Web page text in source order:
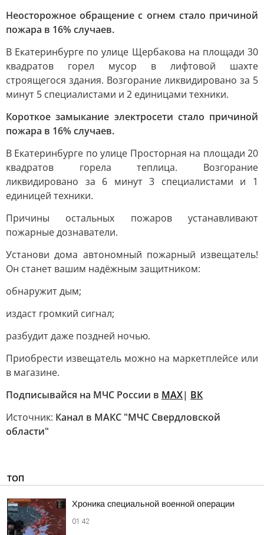
Неосторожное обращение с огнем стало причиной
пожара в 16% случаев.
В Екатеринбурге по улице Щербакова на площади 30
квадратов горел мусор в лифтовой шахте
строящегося здания. Возгорание ликвидировано за 5
минут 5 специалистами и 2 единицами техники.
Короткое замыкание электросети стало причиной
пожара в 16% случаев.
В Екатеринбурге по улице Просторная на площади 20
квадратов горела теплица. Возгорание
ликвидировано за 6 минут 3 специалистами и 1
единицей техники.
Причины остальных пожаров устанавливают
пожарные дознаватели.
Установи дома автономный пожарный извещатель!
Он станет вашим надёжным защитником:
обнаружит дым;
издаст громкий сигнал;
разбудит даже поздней ночью.
Приобрести извещатель можно на маркетплейсе или
в магазине.
Подписывайся на МЧС России в MAX| ВК
Источник: Канал в МАКС "МЧС Свердловской
области"
ТОП
Хроника специальной военной операции
01:42